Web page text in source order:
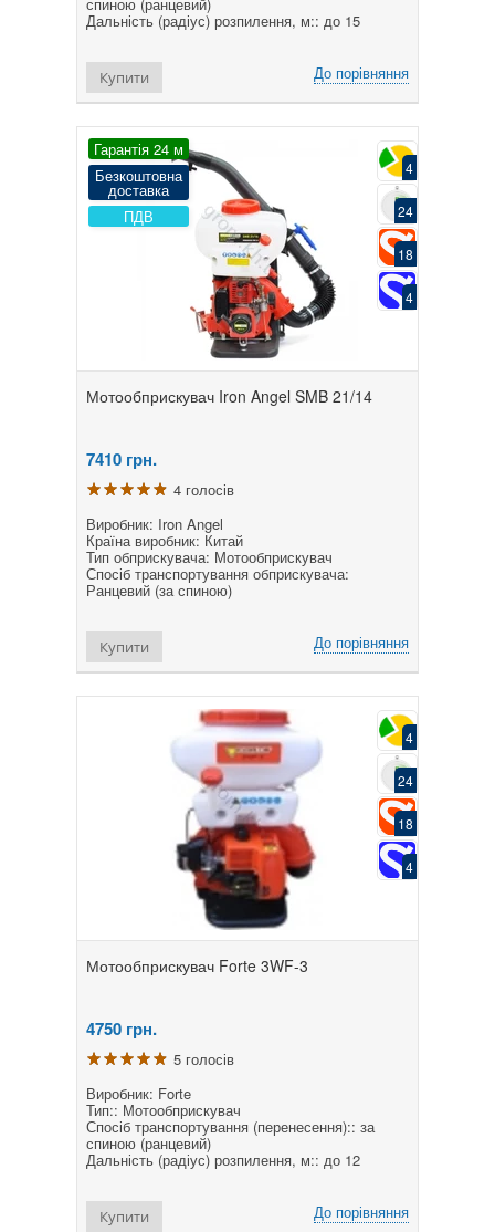
Дальність (радіус) розпилення, м:: до 15
До порівняння
Купити
Гарантія 24 м
Безкоштовна
доставка
ПДВ
4
24
18
4
Мотообприскувач Iron Angel SMB 21/14
7410 грн.
4 голосів
Виробник: Iron Angel
Країна виробник: Китай
Тип обприскувача: Мотообприскувач
Спосіб транспортування обприскувача:
Ранцевий (за спиною)
До порівняння
Купити
4
24
18
4
Мотообприскувач Forte 3WF-3
4750 грн.
5 голосів
Виробник: Forte
Тип:: Мотообприскувач
Спосіб транспортування (перенесення):: за
спиною (ранцевий)
Дальність (радіус) розпилення, м:: до 12
До порівняння
Купити